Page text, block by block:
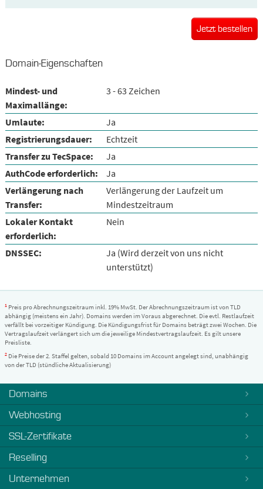
Jetzt bestellen
Domain-Eigenschaften
Mindest- und
Maximallänge:
3 - 63 Zeichen
Umlaute:
Ja
Registrierungsdauer:
Echtzeit
Transfer zu TecSpace:
Ja
AuthCode erforderlich:
Ja
Verlängerung nach
Transfer:
Verlängerung der Laufzeit um
Mindestzeitraum
Lokaler Kontakt
erforderlich:
Nein
DNSSEC:
Ja (Wird derzeit von uns nicht
unterstützt)
1Preis pro Abrechnungszeitraum inkl. 19% MwSt. Der Abrechnungszeitraum ist von TLD
abhängig (meistens ein Jahr). Domains werden im Voraus abgerechnet. Die evtl. Restlaufzeit
verfällt bei vorzeitiger Kündigung. Die Kündigungsfrist für Domains beträgt zwei Wochen. Die
Vertragslaufzeit verlängert sich um die jeweilige Mindestvertragslaufzeit. Es gilt unsere
Preisliste.
2Die Preise der 2. Staffel gelten, sobald 10 Domains im Account angelegt sind, unabhängig
von der TLD (stündliche Aktualisierung)
Domains
Webhosting
SSL-Zertifikate
Reselling
Unternehmen